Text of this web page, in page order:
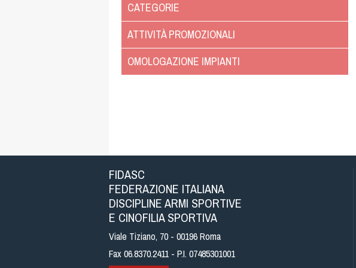
CATEGORIE
ATTIVITÀ PROMOZIONALI
OMOLOGAZIONE IMPIANTI
FIDASC
FEDERAZIONE ITALIANA
DISCIPLINE ARMI SPORTIVE
E CINOFILIA SPORTIVA
Viale Tiziano, 70 - 00196 Roma
Fax 06.8370.2411 - P.I. 07485301001